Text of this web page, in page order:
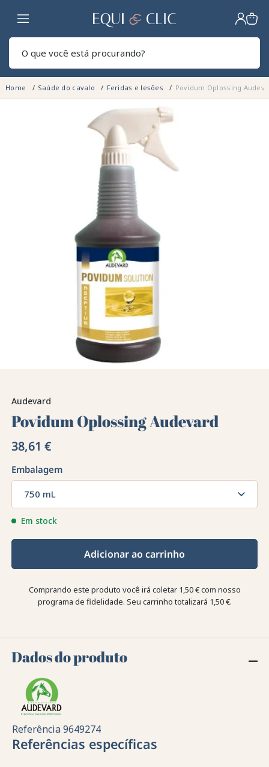
Lar
Home Saúde do cavalo Feridas e lesões Povidum Oplossing
Audevard
Povidum Oplossing Audevard
38,61 €
Embalagem
750 mL
Em stock
Adicionar ao carrinho
Comprando este produto você irá coletar 1,50 €com nosso
programa de fidelidade. Seu carrinho totalizará 1,50 €.
Dados do produto
Referência9649274
Referências específicas